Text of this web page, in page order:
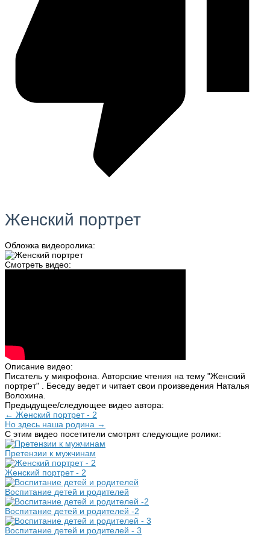
Женский портрет
Обложка видеоролика:
Смотреть видео:
Описание видео:
Писатель у микрофона. Авторские чтения на тему "Женский
портрет" . Беседу ведет и читает свои произведения Наталья
Волохина.
Предыдущее/следующее видео автора:
← Женский портрет - 2
Но здесь наша родина →
С этим видео посетители смотрят следующие ролики:
Претензии к мужчинам
Женский портрет - 2
Воспитание детей и родителей
Воспитание детей и родителей -2
Воспитание детей и родителей - 3